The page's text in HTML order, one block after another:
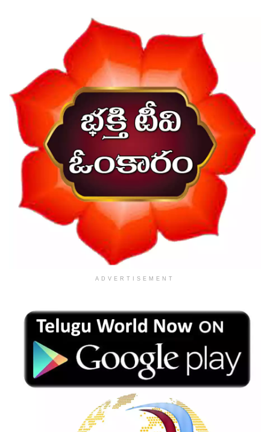
ADVERTISEMENT